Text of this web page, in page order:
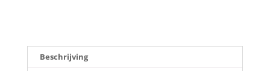
Beschrijving